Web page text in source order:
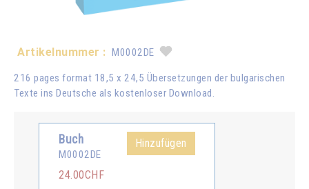
Artikelnummer : M0002DE
216 pages format 18,5 x 24,5 Übersetzungen der bulgarischen
Texte ins Deutsche als kostenloser Download.
Buch
M0002DE
24.00CHF
Hinzufügen